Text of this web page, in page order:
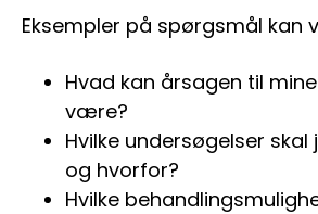
Eksempler på spørgsmål kan
Hvad kan årsagen til
være?
Hvilke undersøgelser skal
og hvorfor?
Hvilke